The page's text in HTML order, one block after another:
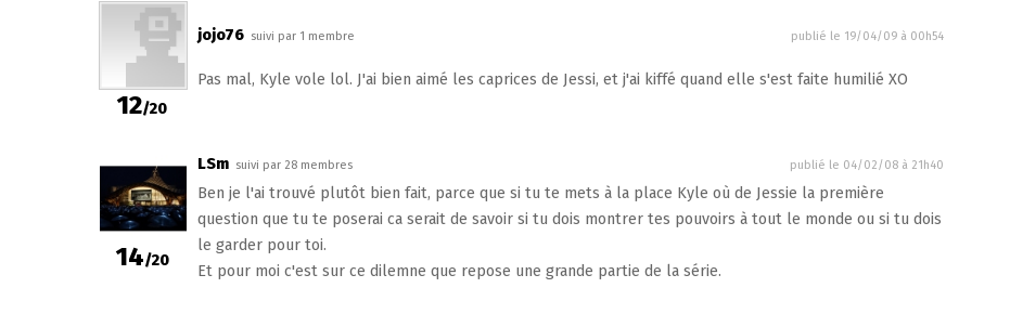
12/20
jojo76 suivi par 1 membre publié le 19/04/09 à 00h54
Pas mal, Kyle vole lol. J'ai bien aimé les caprices de Jessi, et j'ai kiffé quand elle s'est faite humilié XO
14/20
LSm suivi par 28 membres publié le 04/02/08 à 21h40
Ben je l'ai trouvé plutôt bien fait, parce que si tu te mets à la place Kyle où de Jessie la première
question que tu te poserai ca serait de savoir si tu dois montrer tes pouvoirs à tout le monde ou si tu dois
le garder pour toi.
Et pour moi c'est sur ce dilemne que repose une grande partie de la série.